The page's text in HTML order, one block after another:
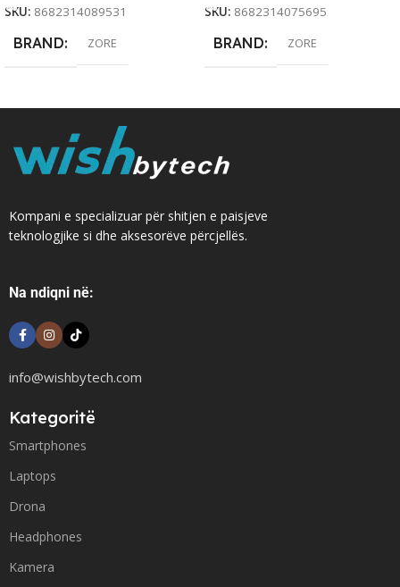
SKU: 8682314089531
BRAND ZORE
SKU: 8682314075695
BRAND ZORE
Kompani e specializuar për shitjen e paisjeve
teknologjike si dhe aksesorëve përcjellës.
Na ndiqni në:
info@wishbytech.com
Kategoritë
Smartphones
Laptops
Drona
Headphones
Kamera